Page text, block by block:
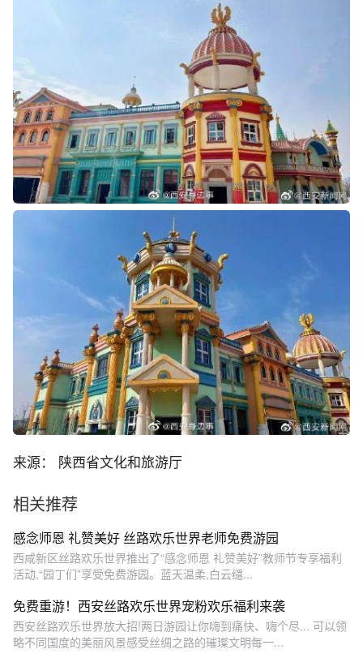
来源： 陕西省文化和旅游厅
相关推荐
感念师恩 礼赞美好 丝路欢乐世界老师免费游园
西咸新区丝路欢乐世界推出了“感念师恩 礼赞美好”教师节专享福利
活动,“园丁们”享受免费游园。蓝天温柔,白云缱...
免费重游！西安丝路欢乐世界宠粉欢乐福利来袭
西安丝路欢乐世界放大招!两日游园让你嗨到痛快、嗨个尽... 可以领
略不同国度的美丽风景感受丝绸之路的璀璨文明每一...